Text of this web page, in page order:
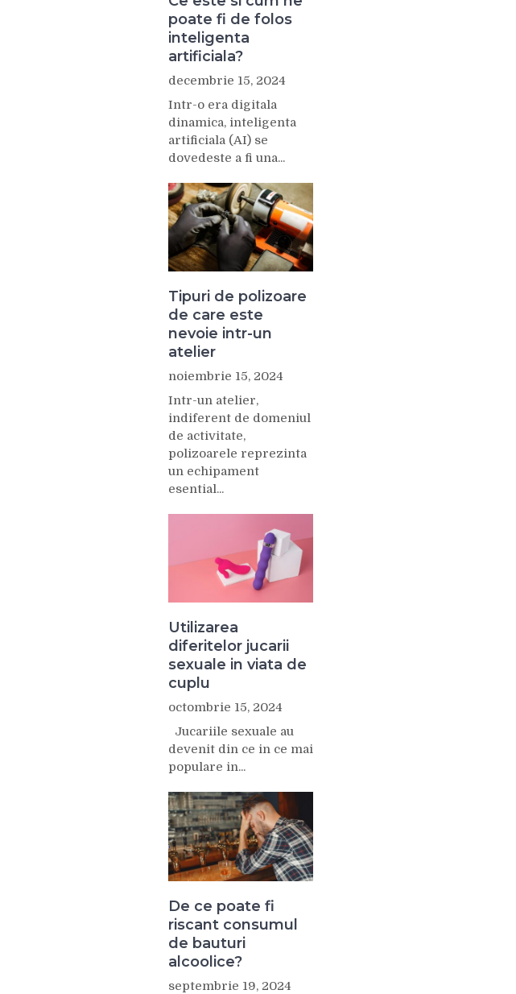
poate fi de folos
inteligenta
artificiala?
decembrie 15, 2024
Intr-o era digitala
dinamica, inteligenta
artificiala (AI) se
dovedeste a fi una...
Tipuri de polizoare
de care este
nevoie intr-un
atelier
noiembrie 15, 2024
Intr-un atelier,
indiferent de domeniul
de activitate,
polizoarele reprezinta
un echipament
esential...
Utilizarea
diferitelor jucarii
sexuale in viata de
cuplu
octombrie 15, 2024
Jucariile sexuale au
devenit din ce in ce mai
populare in...
De ce poate fi
riscant consumul
de bauturi
alcoolice?
septembrie 19, 2024